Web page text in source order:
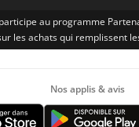
au programme
les achats qui remplissent
Nos applis & avis